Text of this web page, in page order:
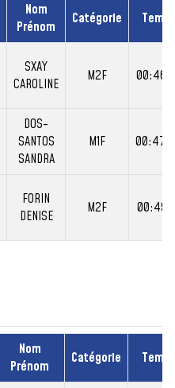
Nom
Prénom
Catégorie
SXAY
CAROLINE
M2F
DOS-
SANTOS
SANDRA
M1F
FORIN
DENISE
M2F
Nom
Prénom
Catégorie